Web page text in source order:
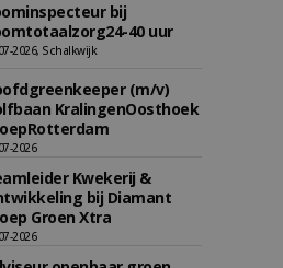
bij
40 uur
2026, Schalkwijk
(m/v)
KralingenOosthoek
2026
Kwekerij &
bij Diamant
Groen Xtra
2026